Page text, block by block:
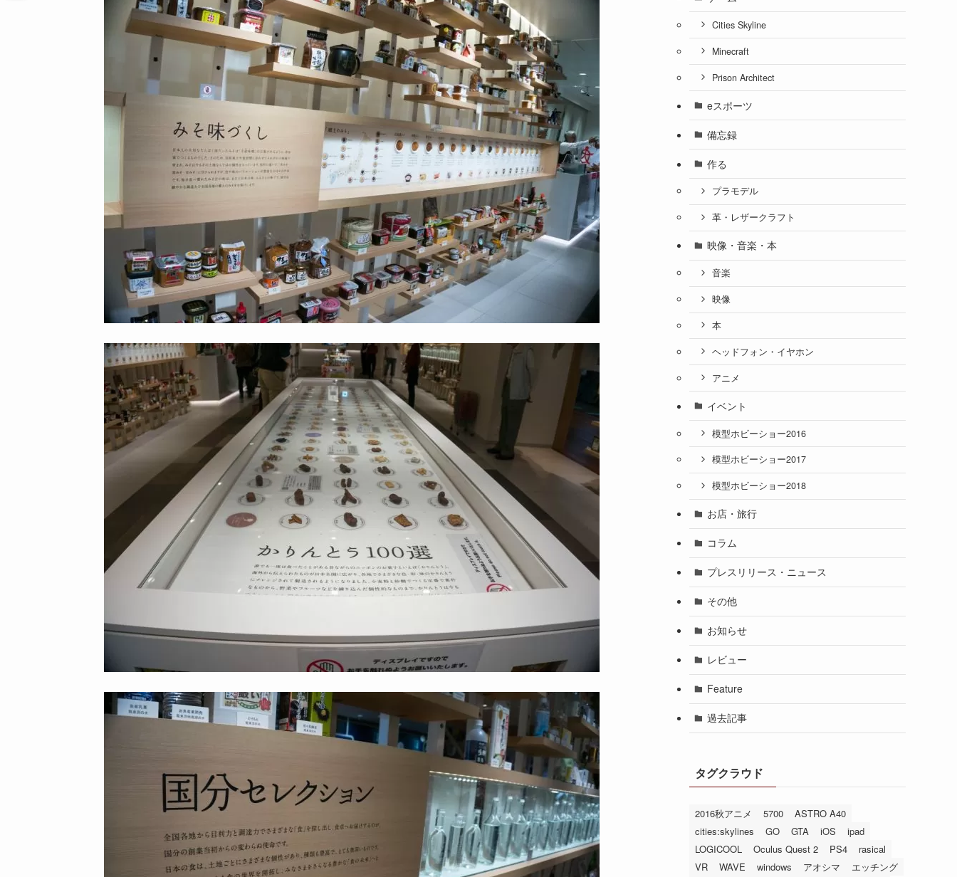
Cities Skyline
Minecraft
Prison Architect
eスポーツ
備忘録
作る
プラモデル
革・レザークラフト
映像・音楽・本
音楽
映像
本
ヘッドフォン・イヤホン
アニメ
イベント
模型ホビーショー2016
模型ホビーショー2017
模型ホビーショー2018
お店・旅行
コラム
プレスリリース・ニュース
その他
お知らせ
レビュー
Feature
過去記事
タグクラウド
2016秋アニメ 5700
ASTRO A40
cities:skylines
GO GTA iOS
ipad
LOGICOOL
Oculus Quest 2 PS4
rasical
VR
WAVE windows アオシマ エッチング